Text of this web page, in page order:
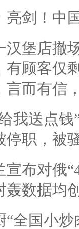
亮剑！中
汉堡店撤
有顾客仅
言而有信
我送点钱
停职，被
宣布对俄
轰数据均
“全国小